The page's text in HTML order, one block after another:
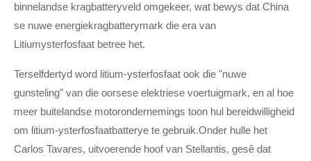
binnelandse kragbatteryveld omgekeer, wat bewys dat China
se nuwe energiekragbatterymark die era van
Litiumysterfosfaat betree het.
Terselfdertyd word litium-ysterfosfaat ook die "nuwe
gunsteling" van die oorsese elektriese voertuigmark, en al hoe
meer buitelandse motorondernemings toon hul bereidwilligheid
om litium-ysterfosfaatbatterye te gebruik.Onder hulle het
Carlos Tavares, uitvoerende hoof van Stellantis, gesê dat